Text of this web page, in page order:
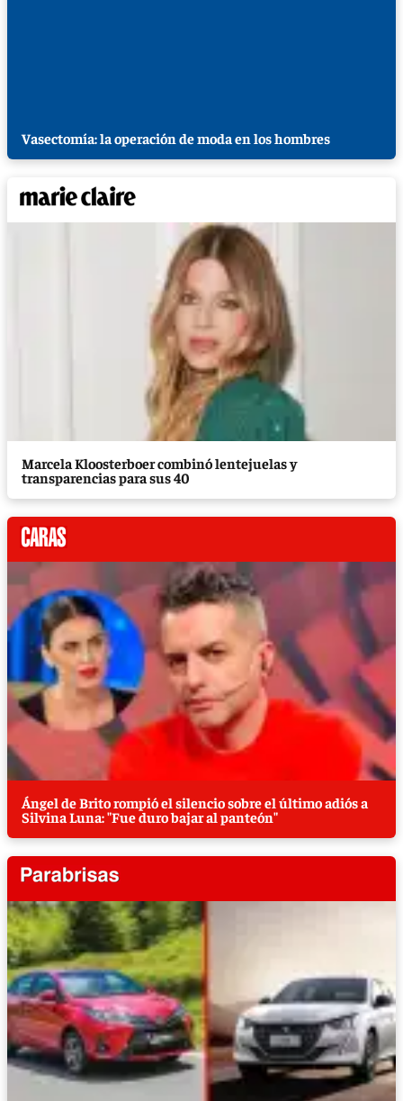
Vasectomía: la operación de moda en los hombres
Marcela Kloosterboer combinó lentejuelas y
transparencias para sus 40
Ángel de Brito rompió el silencio sobre el último adiós a
Silvina Luna: "Fue duro bajar al panteón"